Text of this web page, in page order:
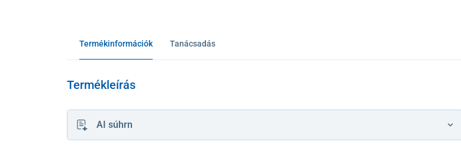
Termékinformációk Tanácsadás
Termékleírás
AI súhrn